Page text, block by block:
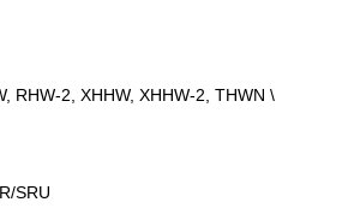
RHW-2, XHHW, XHHW-2, THWN \
SRU